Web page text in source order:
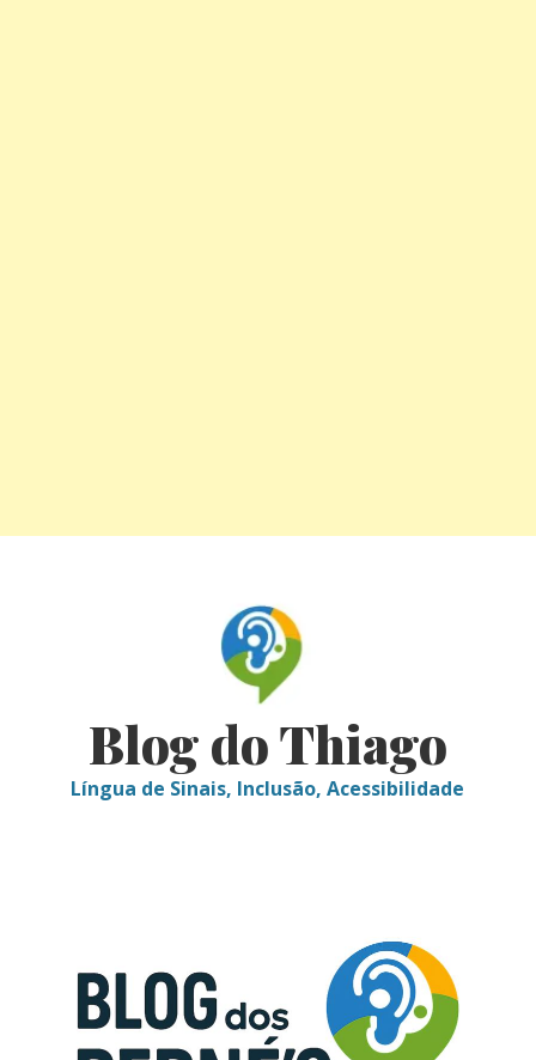
Blog do Thiago
Língua de Sinais, Inclusão, Acessibilidade